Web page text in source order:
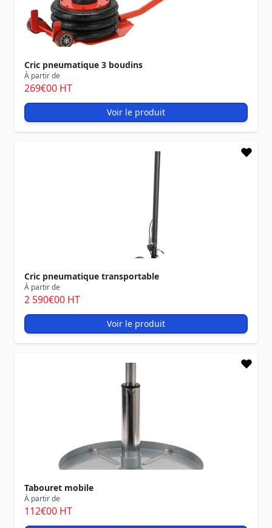
Cric pneumatique 3 boudins
À partir de
269€00 HT
Voir le produit
Cric pneumatique transportable
À partir de
2 590€00 HT
Voir le produit
Tabouret mobile
À partir de
112€00 HT